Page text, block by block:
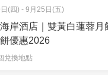
賓進場票以及贈券）
(四) - 9月25日(五)
岸酒店｜雙黃白蓮蓉月
優惠2026
兌換地點